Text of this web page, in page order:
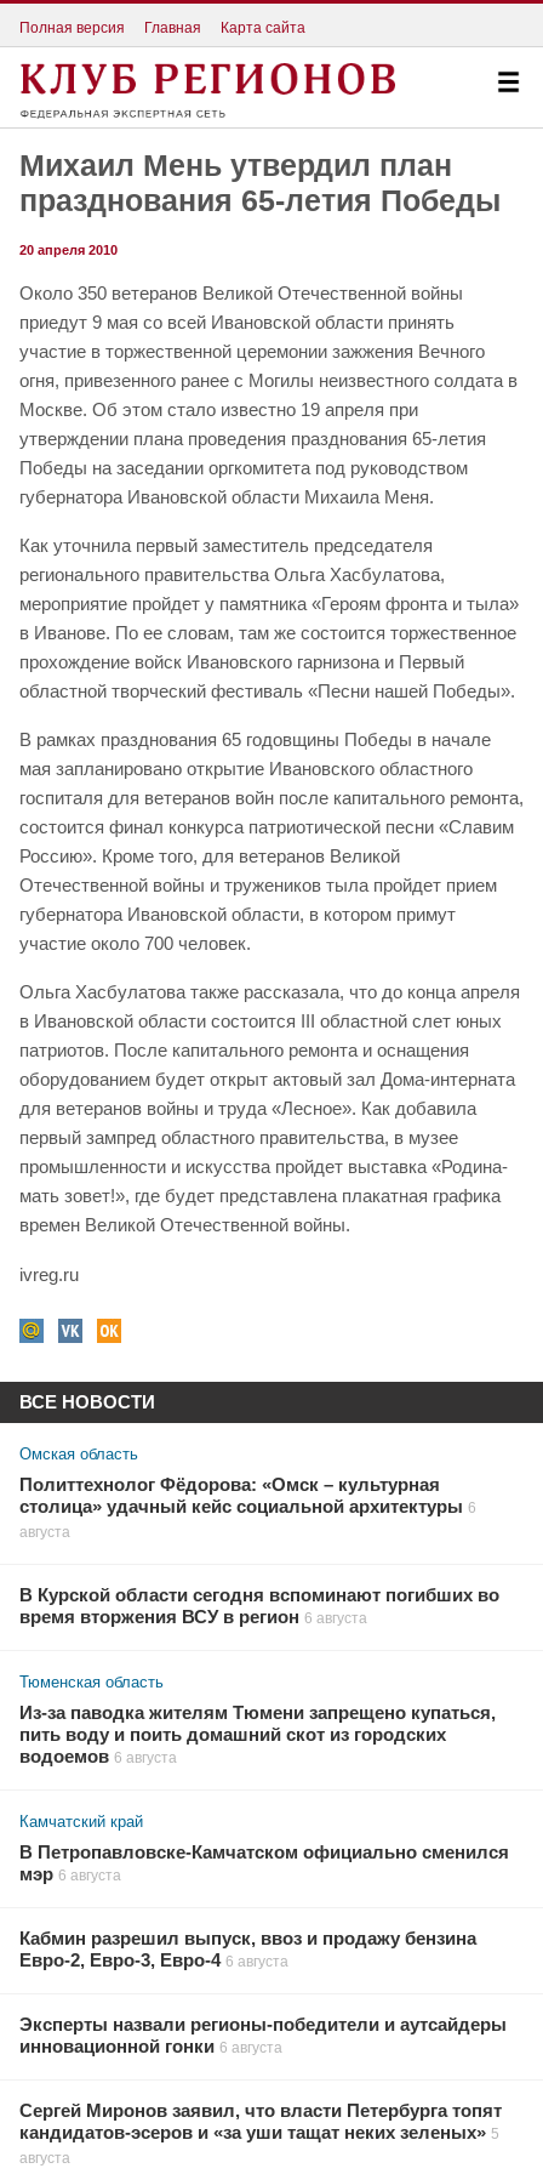
Полная версия Главная Карта сайта
Михаил Мень утвердил план
празднования 65-летия Победы
20 апреля 2010
Около 350 ветеранов Великой Отечественной войны
приедут 9 мая со всей Ивановской области принять
участие в торжественной церемонии зажжения Вечного
огня, привезенного ранее с Могилы неизвестного солдата в
Москве. Об этом стало известно 19 апреля при
утверждении плана проведения празднования 65-летия
Победы на заседании оргкомитета под руководством
губернатора Ивановской области Михаила Меня.
Как уточнила первый заместитель председателя
регионального правительства Ольга Хасбулатова,
мероприятие пройдет у памятника «Героям фронта и тыла»
в Иванове. По ее словам, там же состоится торжественное
прохождение войск Ивановского гарнизона и Первый
областной творческий фестиваль «Песни нашей Победы».
В рамках празднования 65 годовщины Победы в начале
мая запланировано открытие Ивановского областного
госпиталя для ветеранов войн после капитального ремонта,
состоится финал конкурса патриотической песни «Славим
Россию». Кроме того, для ветеранов Великой
Отечественной войны и тружеников тыла пройдет прием
губернатора Ивановской области, в котором примут
участие около 700 человек.
Ольга Хасбулатова также рассказала, что до конца апреля
в Ивановской области состоится III областной слет юных
патриотов. После капитального ремонта и оснащения
оборудованием будет открыт актовый зал Дома-интерната
для ветеранов войны и труда «Лесное». Как добавила
первый зампред областного правительства, в музее
промышленности и искусства пройдет выставка «Родина-
мать зовет!», где будет представлена плакатная графика
времен Великой Отечественной войны.
ivreg.ru
ВСЕ НОВОСТИ
Омская область
Политтехнолог Фёдорова: «Омск – культурная
столица» удачный кейс социальной архитектуры 6
августа
В Курской области сегодня вспоминают погибших во
время вторжения ВСУ в регион 6 августа
Тюменская область
Из-за паводка жителям Тюмени запрещено купаться,
пить воду и поить домашний скот из городских
водоемов 6 августа
Камчатский край
В Петропавловске-Камчатском официально сменился
мэр 6 августа
Кабмин разрешил выпуск, ввоз и продажу бензина
Евро-2, Евро-3, Евро-4 6 августа
Эксперты назвали регионы-победители и аутсайдеры
инновационной гонки 6 августа
Сергей Миронов заявил, что власти Петербурга топят
кандидатов-эсеров и «за уши тащат неких зеленых» 5
августа